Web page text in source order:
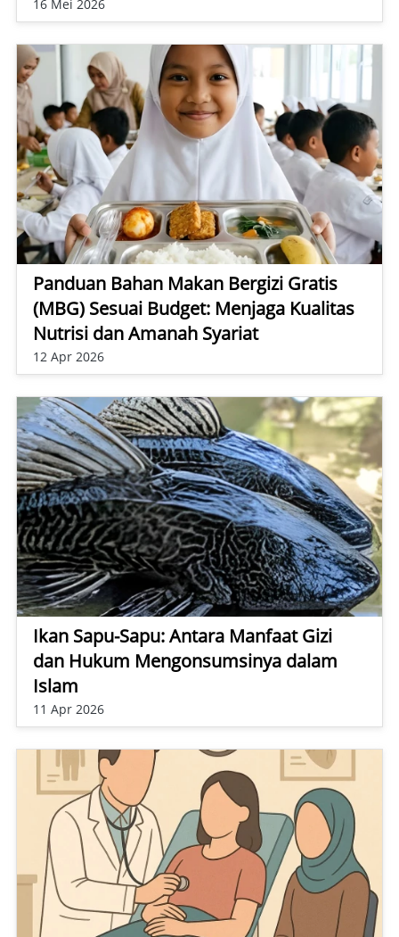
16 Mei 2026
Panduan Bahan Makan Bergizi Gratis
(MBG) Sesuai Budget: Menjaga Kualitas
Nutrisi dan Amanah Syariat
12 Apr 2026
Ikan Sapu-Sapu: Antara Manfaat Gizi
dan Hukum Mengonsumsinya dalam
Islam
11 Apr 2026